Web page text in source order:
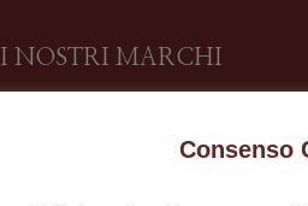
I NOSTRI MARCHI
Consenso